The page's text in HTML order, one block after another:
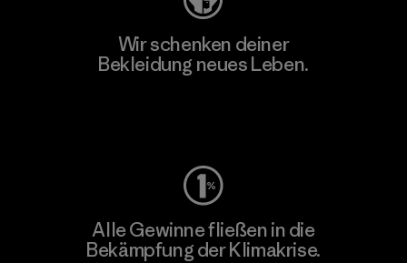
Wir schenken deiner
Bekleidung neues Leben.
Alle Gewinne fließen in die
Bekämpfung der Klimakrise.